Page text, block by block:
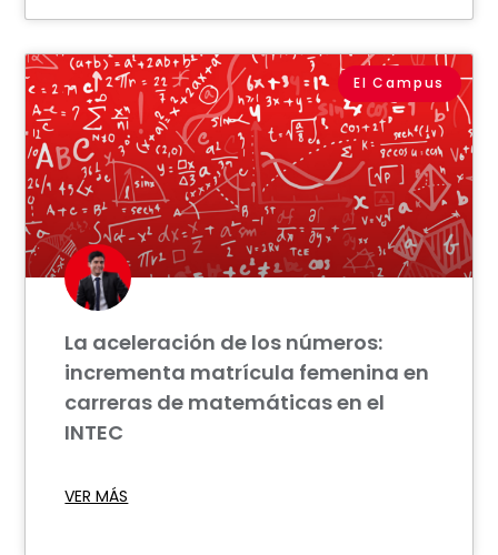
El Campus
La aceleración de los números:
incrementa matrícula femenina en
carreras de matemáticas en el
INTEC
VER MÁS